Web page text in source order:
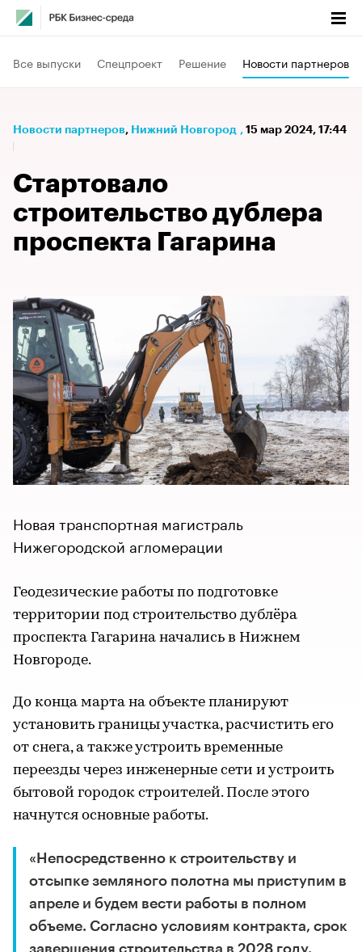
Все выпуски Спецпроект Решение Новости партнеров
Новости партнеров⁠, Нижний Новгород , 15 мар 2024, 17:44
Стартовало
строительство дублера
проспекта Гагарина
Новая транспортная магистраль
Нижегородской агломерации
Геодезические работы по подготовке
территории под строительство дублёра
проспекта Гагарина начались в Нижнем
Новгороде.
До конца марта на объекте планируют
установить границы участка, расчистить его
от снега, а также устроить временные
переезды через инженерные сети и устроить
бытовой городок строителей. После этого
начнутся основные работы.
«Непосредственно к строительству и
отсыпке земляного полотна мы приступим в
апреле и будем вести работы в полном
объеме. Согласно условиям контракта, срок
завершения строительства в 2028 году.